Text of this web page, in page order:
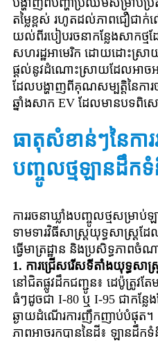
បង្ហាញពីបញ្ហាប្រឈមសម្រាប់ប្រ
តម្លៃខ្ពស់ រហូតដល់ភាពជឿជាក់
យល់ពីរបៀបរចនាកន្លែងសាកថ្ម
សហរដ្ឋអាមេរិក ដោយដោះ
ផ្តល់នូវដំណោះស្រាយដែលអាច
ដែលបង្ហាញពីគុណសម្បត្តិនៃការ
ឆ្នាំងសាក EV ដែលមានបទពិ
ធាតុសំខាន់ៗនៃការ
បញ្ចូលថ្មឡានដឹក
ការរចនាឃ្លាំងបញ្ចូលថ្មសម្រា
ទាមទារវិធីសាស្រ្តយុទ្ធសាស្ត្រដែ
ធ្វើមាត្រដ្ឋាន និងប្រសិទ្ធភាព
1. ការជ្រើសរើសទីតាំងយុទ្ធសាស្
នៅជិតផ្លូវដឹកជញ្ជូន៖ ដេប៉ូត្រូវត
ធំៗដូចជា I-80 ឬ I-95 ជាកន្ល
ឆ្ងាយដំណើរការញឹកញាប់បំផុត។
ភាពអាចរកបាននៃដី៖ ឡានដឹក